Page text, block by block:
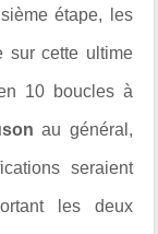
étape, les
sur cette ultime
10 boucles à
au général,
seraient
les deux